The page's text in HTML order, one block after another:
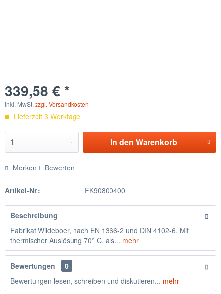
339,58 € *
inkl. MwSt. zzgl. Versandkosten
Lieferzeit 3 Werktage
In den Warenkorb
Merken Bewerten
Artikel-Nr.: FK90800400
Beschreibung
Fabrikat Wildeboer, nach EN 1366-2 und DIN 4102-6. Mit
thermischer Auslösung 70° C, als... mehr
Bewertungen
0
Bewertungen lesen, schreiben und diskutieren... mehr